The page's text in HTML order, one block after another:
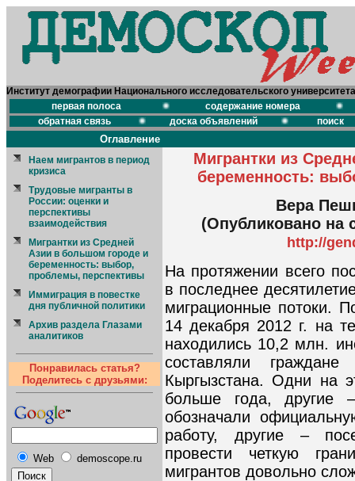
Институт демографии Национального исследовательского
первая полоса
содержание номера
обратная связь
доска объявлений поиск
Оглавление
Наем мигрантов в период
кризиса
Трудовые мигранты в
России: оценки и
перспективы
взаимодействия
Мигрантки из Средней
Азии в большом городе и
беременность: выбор,
проблемы, перспективы
Иммиграция в повестке
дня публичной политики
Архив раздела Глазами
аналитиков
Понравилась статья?
Поделитесь с друзьями:
Web demoscope.ru
Мигрантки из
беременность:
Вера
(Опубликовано на
http://
На протяжении всего
в последнее
миграционные потоки.
14 декабря 2012 г. на
находились 10,2 млн.
составляли
Кыргызстана. Одни на
больше года, другие
обозначали
работу, другие –
провести четкую
мигрантов довольно